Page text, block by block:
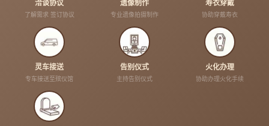
洽谈协议
了解需求 签订协议
遗像制作
专业遗像拍摄制作
寿衣穿戴
协助穿戴寿衣
灵车接送
专车接送至殡仪馆
告别仪式
主持告别仪式
火化办理
协助办理火化手续